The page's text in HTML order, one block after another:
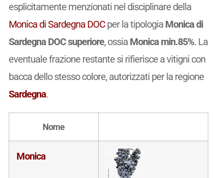
esplicitamente menzionati nel disciplinare della
Monica di Sardegna DOCper la tipologia Monica di
Sardegna DOC superiore, ossia Monica min.85%. La
eventuale frazione restante si rifierisce a vitigni con
bacca dello stesso colore, autorizzati per la regione
Sardegna.
Nome
Monica